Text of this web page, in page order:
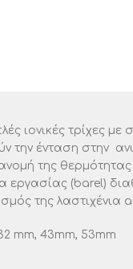
ιονικές τρίχες
την ένταση στην
της
εργασίας (barel)
της
mm, 43mm, 53mm